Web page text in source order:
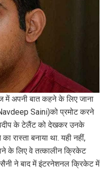
में अपनी बात कहने के ल‍िए जाना
Saini)को प्रमोट करने
के टेलैंट को देखकर उनके
बनाया था. यही नहीं,
के ल‍िए वे तत्‍कालीन क्र‍िकेट
ने बाद में इंटरनेशनल क्र‍िकेट में